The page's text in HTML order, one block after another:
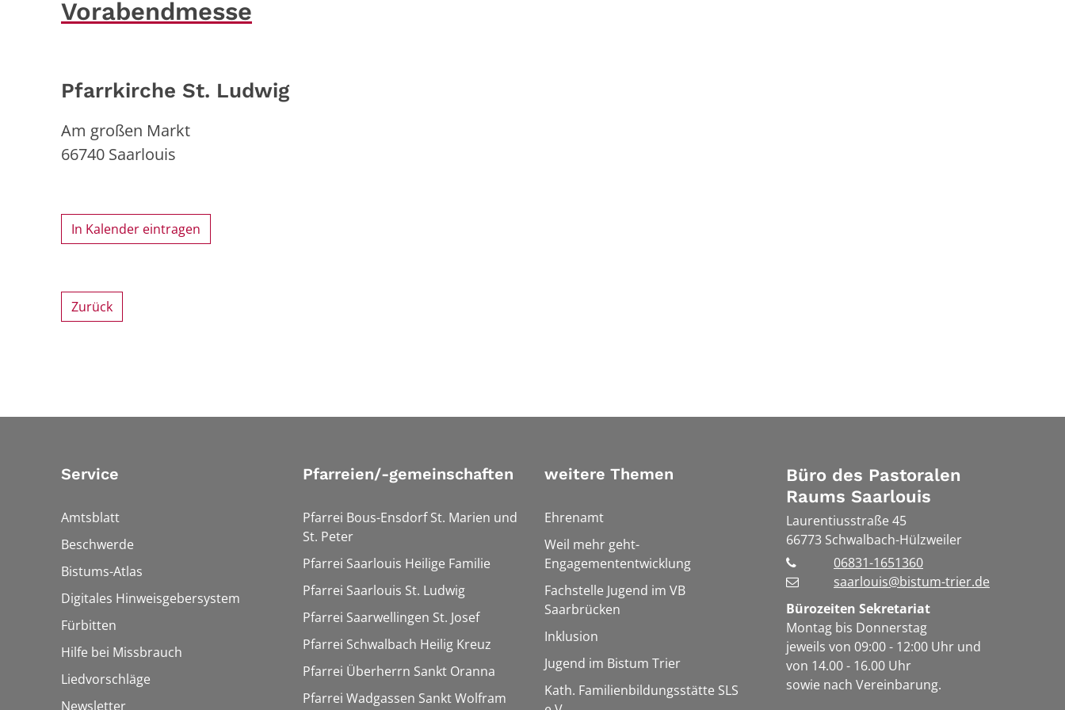
Vorabendmesse
Pfarrkirche St. Ludwig
Am großen Markt
66740 Saarlouis
In Kalender eintragen
Zurück
Service
Amtsblatt
Beschwerde
Bistums-Atlas
Digitales Hinweisgebersystem
Fürbitten
Hilfe bei Missbrauch
Liedvorschläge
Newsletter
Pfarreien/-gemeinschaften
Pfarrei Bous-Ensdorf St. Marien und
St. Peter
Pfarrei Saarlouis Heilige Familie
Pfarrei Saarlouis St. Ludwig
Pfarrei Saarwellingen St. Josef
Pfarrei Schwalbach Heilig Kreuz
Pfarrei Überherrn Sankt Oranna
Pfarrei Wadgassen Sankt Wolfram
weitere Themen
Ehrenamt
Weil mehr geht-
Engagemententwicklung
Fachstelle Jugend im VB
Saarbrücken
Inklusion
Jugend im Bistum Trier
Kath. Familienbildungsstätte SLS
Büro des Pastoralen
Raums Saarlouis
Laurentiusstraße 45
66773 Schwalbach-Hülzweiler
06831-1651360
saarlouis@bistum-trier.de
Bürozeiten Sekretariat
Montag bis Donnerstag
jeweils von 09:00 - 12:00 Uhr und
von 14.00 - 16.00 Uhr
sowie nach Vereinbarung.